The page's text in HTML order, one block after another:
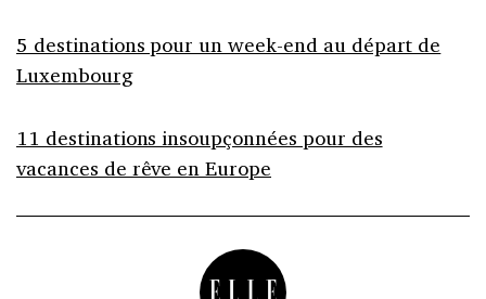
5 destinations pour un week-end au départ de
Luxembourg
11 destinations insoupçonnées pour des
vacances de rêve en Europe